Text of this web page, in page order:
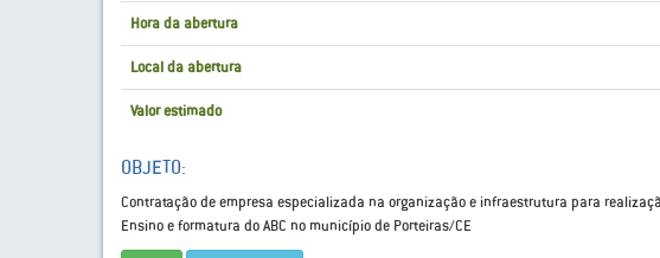
Hora da abertura
Local da abertura
Valor estimado
OBJETO:
Contratação de empresa especializada na organização e infraestrutura para
Ensino e formatura do ABC no município de Porteiras/CE